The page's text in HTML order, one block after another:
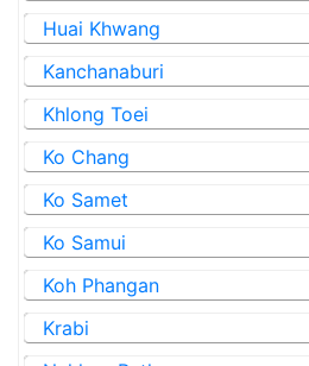
Huai Khwang
Kanchanaburi
Khlong Toei
Ko Chang
Ko Samet
Ko Samui
Koh Phangan
Krabi